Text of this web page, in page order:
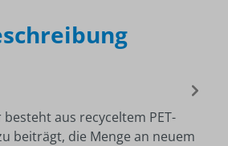
aus recyceltem PET-
beiträgt, die Menge an neuem